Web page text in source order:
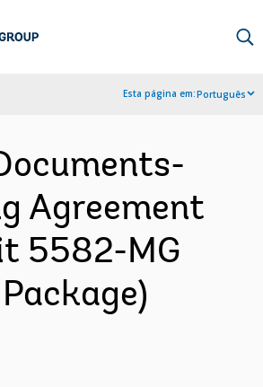
Esta página em:Português
Agreement
5582-MG